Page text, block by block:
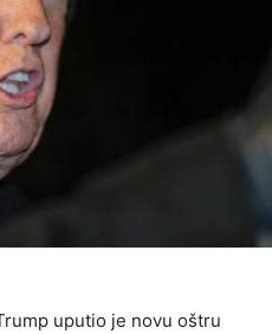
uputio je novu oštru